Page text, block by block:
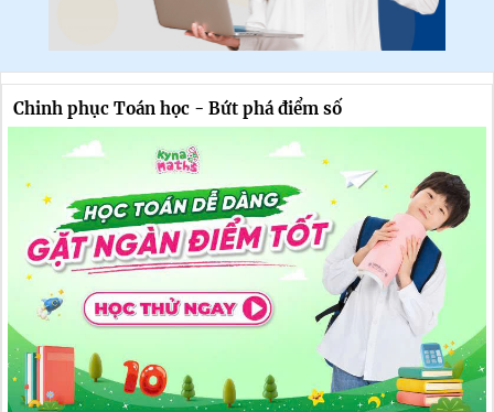
Chinh phục Toán học - Bứt phá điểm số